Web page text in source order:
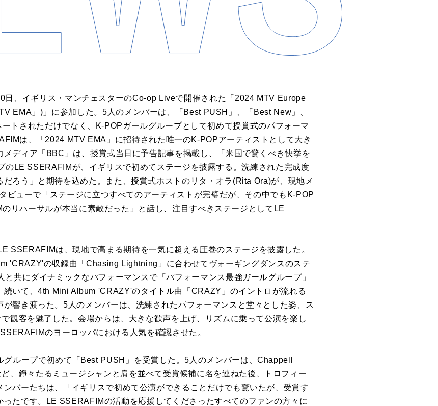
日、イギリス・マンチェスターのCo-op Liveで開催された「2024 MTV Europe
EMA」)」に参加した。5人のメンバーは、「Best PUSH」、「Best New」、
トされただけでなく、K-POPガールグループとして初めて授賞式のパフォーマ
は、「2024 MTV EMA」に招待された唯一のK-POPアーティストとして大き
ディア「BBC」は、授賞式当日に予告記事を掲載し、「米国で驚くべき快挙を
のLE SSERAFIMが、イギリスで初めてステージを披露する。洗練された完成度
ろう」と期待を込めた。また、授賞式ホストのリタ・オラ(Rita Ora)が、現地メ
ビューで「ステージに立つすべてのアーティストが完璧だが、その中でもK-POP
リハーサルが本当に素敵だった」と話し、注目すべきステージとしてLE
SSERAFIMは、現地で高まる期待を一気に超える圧巻のステージを披露した。
'CRAZY'の収録曲「Chasing Lightning」に合わせてヴォーギングダンスのステ
共にダイナミックなパフォーマンスで「パフォーマンス最強ガールグループ」
続いて、4th Mini Album 'CRAZY'のタイトル曲「CRAZY」のイントロが流れる
響き渡った。5人のメンバーは、洗練されたパフォーマンスと堂々とした姿、ス
観客を魅了した。会場からは、大きな歓声を上げ、リズムに乗って公演を楽し
のヨーロッパにおける人気を確認させた。
ループで初めて「Best PUSH」を受賞した。5人のメンバーは、Chappell
、錚々たるミュージシャンと肩を並べて受賞候補に名を連ねた後、トロフィー
バーたちは、「イギリスで初めて公演ができることだけでも驚いたが、受賞す
ったです。LE SSERAFIMの活動を応援してくださったすべてのファンの方々に